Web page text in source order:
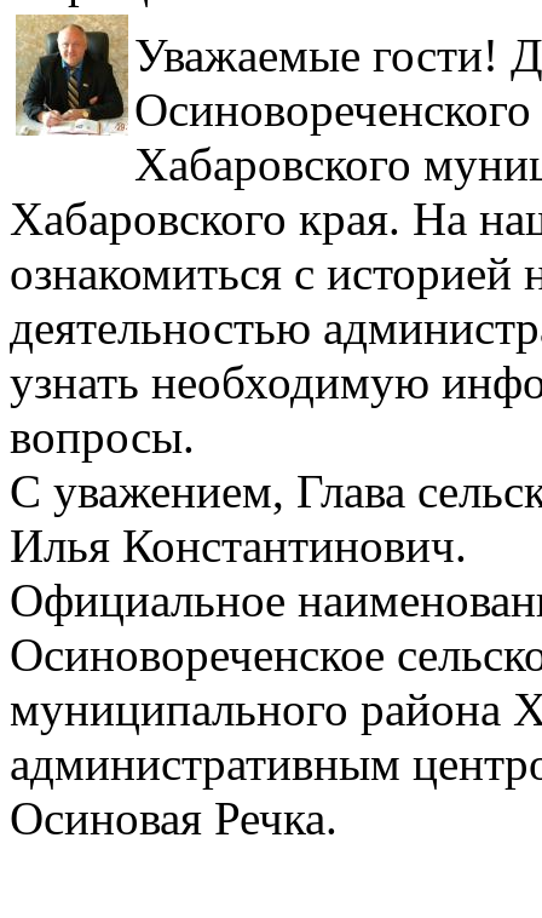
Уважаемые гости!
Хабаровского
Хабаровского края. На
ознакомиться с историей
деятельностью
узнать необходимую
вопросы.
С уважением, Глава
Илья Константинович.
Официальное
Осиновореченское
муниципального района
административным
Осиновая Речка.